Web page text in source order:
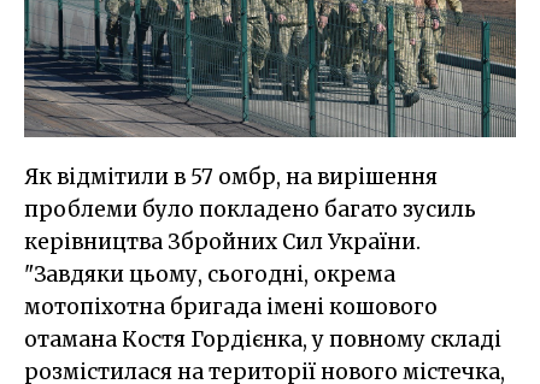
Як відмітили в 57 омбр, на вирішення
проблеми було покладено багато зусиль
керівництва Збройних Сил України.
"Завдяки цьому, сьогодні, окрема
мотопіхотна бригада імені кошового
отамана Костя Гордієнка, у повному складі
розмістилася на території нового містечка,